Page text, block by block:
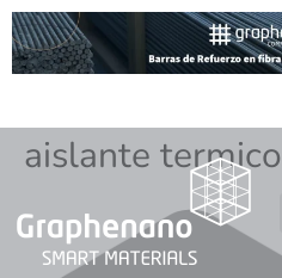
aislante termico